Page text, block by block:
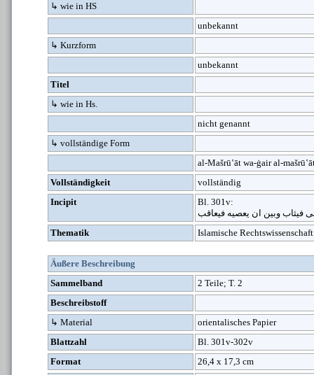
↳ wie in HS
unbekannt
↳ Kurzform
unbekannt
Titel
↳ wie in Hs.
nicht genannt
↳ vollständige Form
al-Mašrū‛āt wa-ġair al-
Vollständigkeit
vollständig
Incipit
Bl. 301v:
فيثاب وبين ان يعصيه فيعاقب
Thematik
Islamische Rechtswissenschaft
Äußere Beschreibung
Sammelband
2 Teile; T. 2
Beschreibstoff
↳ Material
orientalisches Papier
Blattzahl
Bl. 301v-302v
Format
26,4 x 17,3 cm